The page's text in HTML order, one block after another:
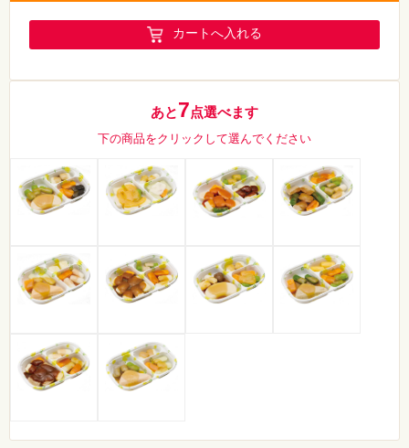
カートへ入れる
あと7点選べます
下の商品をクリックして選んでください